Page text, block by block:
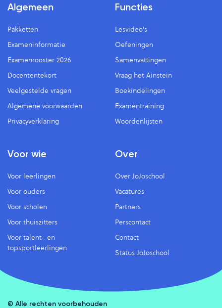
Algemeen
Pakketten
Exameninformatie
Examenrooster 2026
Docententekort
Veelgestelde vragen
Algemene voorwaarden
Privacyverklaring
Functies
Lesvideo's
Oefeningen
Samenvattingen
Vraag het Ainstein
Boekindelingen
Examentraining
Woordenlijsten
Voor wie
Voor leerlingen
Voor ouders
Voor scholen
Voor thuiszitters
Voor talent- en
topsportleerlingen
Over
Over JoJoschool
Vacatures
Partners
Perscontact
Contact
Status JoJoschool
© Alle rechten voorbehouden